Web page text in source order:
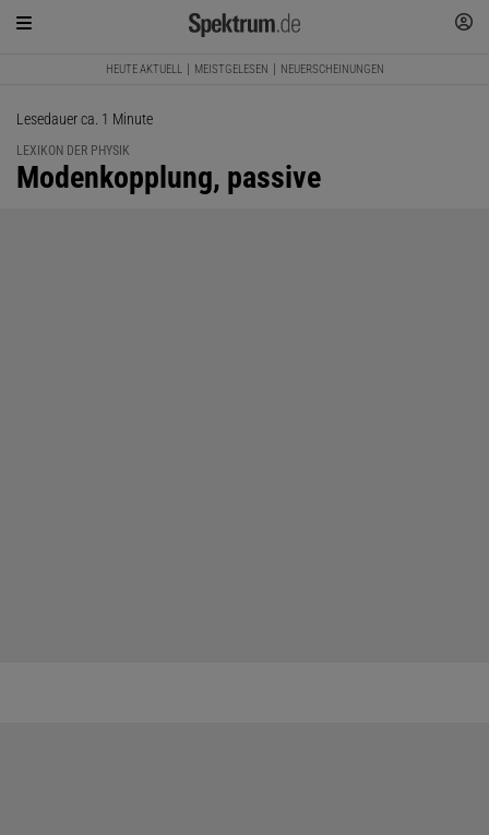
HEUTE AKTUELL MEISTGELESEN NEUERSCHEINUNGEN
Lesedauer ca. 1 Minute
LEXIKON DER PHYSIK
:
Modenkopplung, passive